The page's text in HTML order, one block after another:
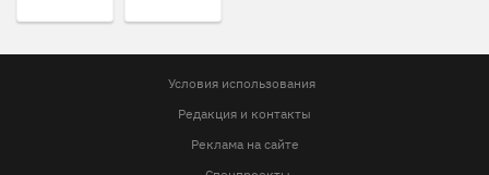
Условия использования
Редакция и контакты
Реклама на сайте